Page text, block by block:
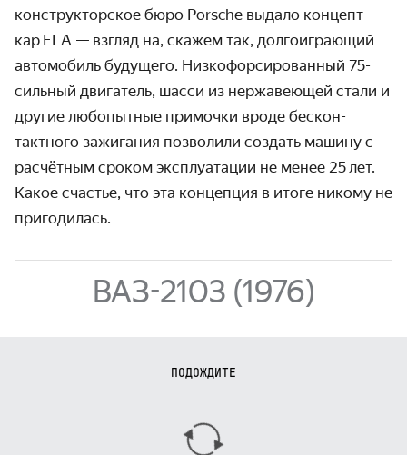
конст­руктор­ское бюро Porsche выдало концепт-
кар FLA — взгляд на, скажем так, долго­играющий
автомобиль будущего. Низко­форси­ро­ван­ный 75-
сильный двигатель, шасси из нержа­веющей стали и
другие любо­пытные примочки вроде бескон­
тактного зажигания позволили создать машину с
расчётным сроком эксплу­атации не менее 25 лет.
Какое счастье, что эта концепция в итоге никому не
пригодилась.
ВАЗ-2103 (1976)
ПОДОЖДИТЕ